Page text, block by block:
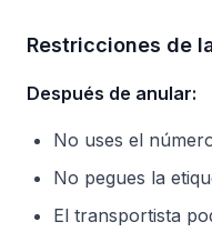
Restricciones de
Después de anular:
No uses el
No pegues la
El transportista